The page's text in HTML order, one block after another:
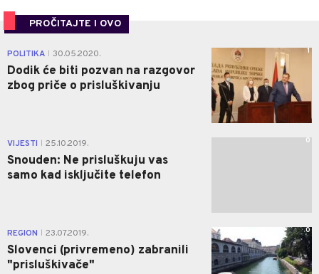
PROČITAJTE I OVO
POLITIKA 30.05.2020.
Dodik će biti pozvan na razgovor
zbog priče o prisluškivanju
1
VIJESTI 25.10.2019.
Snouden: Ne prisluškuju vas
samo kad isključite telefon
0
REGION 23.07.2019.
Slovenci (privremeno) zabranili
"prisluškivače"
0